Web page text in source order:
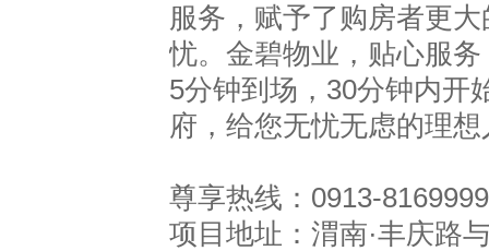
服务，赋予了购房者更
忧。金碧物业，贴心服务
5分钟到场，30分钟内开
府，给您无忧无虑的理
尊享热线：0913-8169999
项目地址：渭南·丰庆路